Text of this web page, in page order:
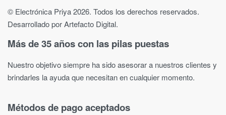
© Electrónica Priya 2026. Todos los derechos reservados.
Desarrollado por Artefacto Digital.
Más de 35 años con las pilas puestas
Nuestro objetivo siempre ha sido asesorar a nuestros clientes y
brindarles la ayuda que necesitan en cualquier momento.
Métodos de pago aceptados